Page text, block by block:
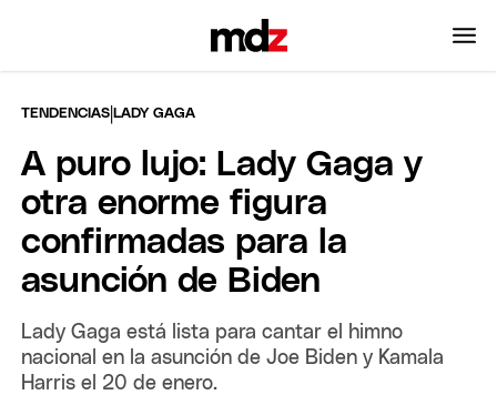
TENDENCIAS |LADY GAGA
A puro lujo: Lady Gaga y
otra enorme figura
confirmadas para la
asunción de Biden
Lady Gaga está lista para cantar el himno
nacional en la asunción de Joe Biden y Kamala
Harris el 20 de enero.